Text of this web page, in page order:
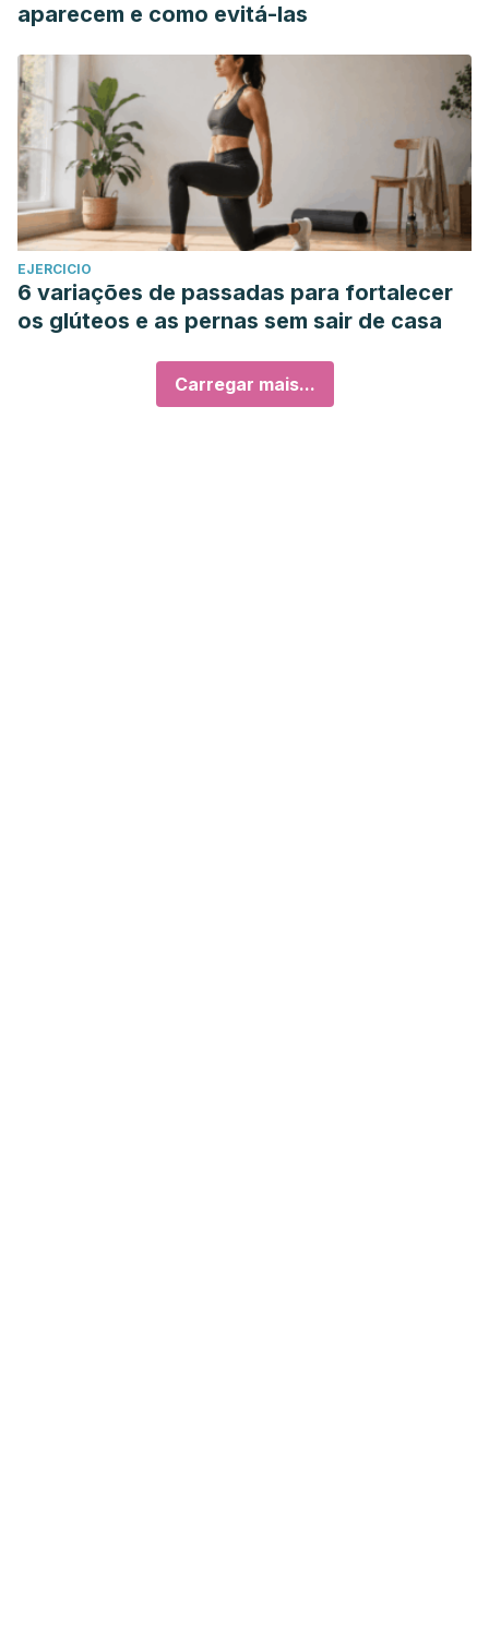
aparecem e como evitá-las
EJERCICIO
6 variações de passadas para fortalecer
os glúteos e as pernas sem sair de casa
Carregar mais...